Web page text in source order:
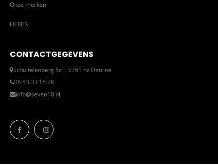
Onze merken
HEREN
CONTACTGEGEVENS
Schuifelenberg 5c | 5751 hz Deurne
06 53 33 16 78
info@seven10.nl